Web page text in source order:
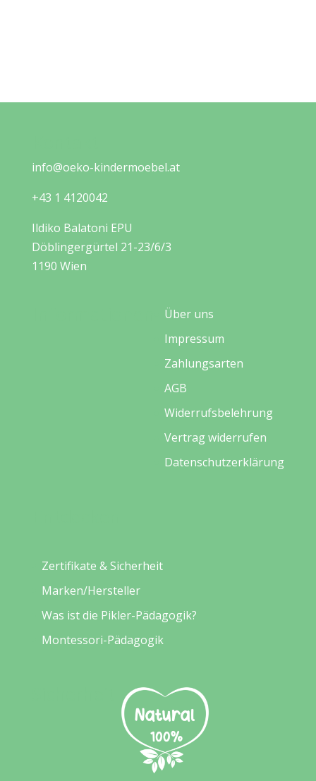
info@oeko-kindermoebel.at
+43 1 4120042
Ildiko Balatoni EPU
Döblingergürtel 21-23/6/3
1190 Wien
Über uns
Impressum
Zahlungsarten
AGB
Widerrufsbelehrung
Vertrag widerrufen
Datenschutzerklärung
Zertifikate & Sicherheit
Marken/Hersteller
Was ist die Pikler-Pädagogik?
Montessori-Pädagogik